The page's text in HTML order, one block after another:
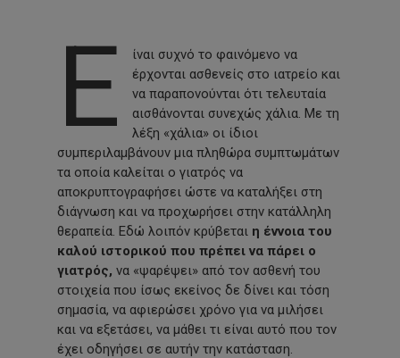
Ε
ίναι συχνό το φαινόμενο να
έρχονται ασθενείς στο ιατρείο και
να παραπονούνται ότι τελευταία
αισθάνονται συνεχώς χάλια. Με τη
λέξη «χάλια» οι ίδιοι
συμπεριλαμβάνουν μια πληθώρα συμπτωμάτων
τα οποία καλείται ο γιατρός να
αποκρυπτογραφήσει ώστε να καταλήξει στη
διάγνωση και να προχωρήσει στην κατάλληλη
θεραπεία. Εδώ λοιπόν κρύβεται η έννοια του
καλού ιστορικού που πρέπει να πάρει ο
γιατρός, να «ψαρέψει» από τον ασθενή του
στοιχεία που ίσως εκείνος δε δίνει και τόση
σημασία, να αφιερώσει χρόνο για να μιλήσει
και να εξετάσει, να μάθει τι είναι αυτό που τον
έχει οδηγήσει σε αυτήν την κατάσταση.